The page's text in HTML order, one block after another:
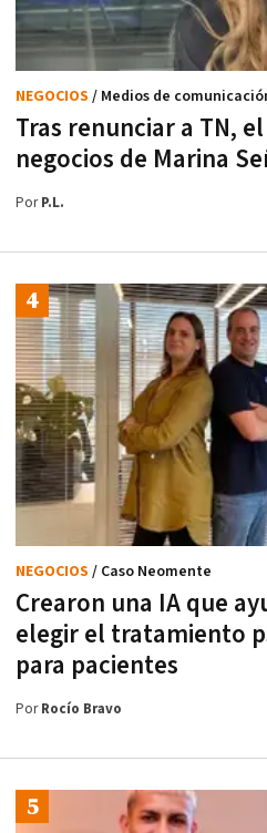
Tras renunciar a TN,
negocios de Marina
NEGOCIOS / Medios de
PorP.L.
Crearon una IA que
elegir el tratamiento
para pacientes
NEGOCIOS / Caso Neomente
PorRocío Bravo